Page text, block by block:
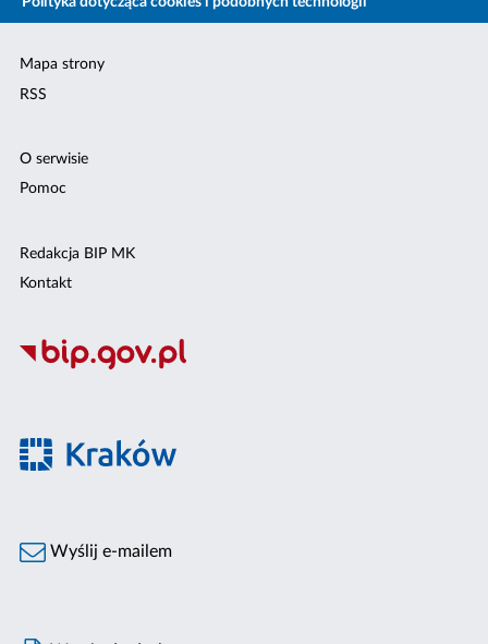
Mapa strony
RSS
O serwisie
Pomoc
Redakcja BIP MK
Kontakt
Wyślij e-mailem